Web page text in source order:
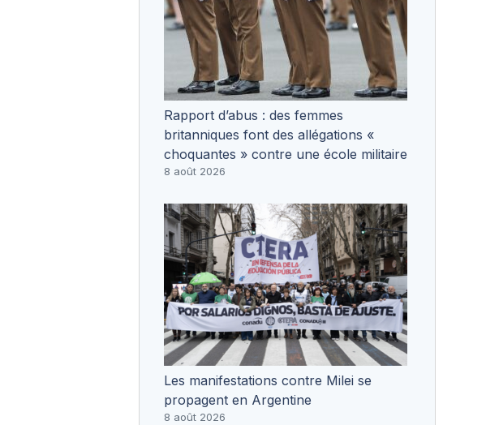
Rapport d’abus : des femmes
britanniques font des allégations «
choquantes » contre une école militaire
8 août 2026
Les manifestations contre Milei se
propagent en Argentine
8 août 2026